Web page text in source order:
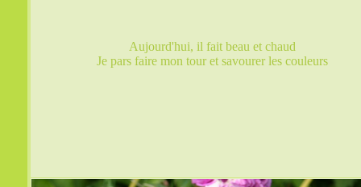
Aujourd'hui, il fait beau et chaud
Je pars faire mon tour et savourer les couleurs